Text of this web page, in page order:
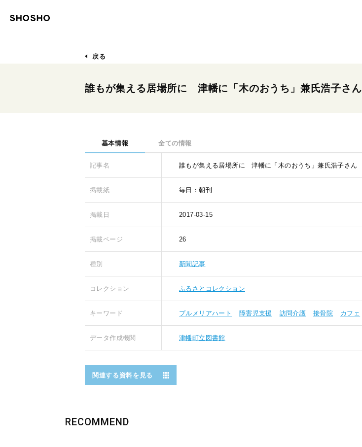
戻る
誰もが集える居場所に 津幡に「木のおうち」兼氏浩子さん
基本情報 全ての情報
記事名 誰もが集える居場所に 津幡に「木のおうち」兼氏浩子さん
掲載紙 毎日：朝刊
掲載日 2017-03-15
掲載ページ 26
種別 新聞記事
コレクション ふるさとコレクション
キーワード プルメリアハート 障害児支援 訪問介護 接骨院 カフェ
データ作成機関 津幡町立図書館
関連する資料を見る
RECOMMEND